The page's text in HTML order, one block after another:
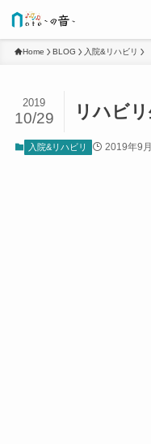
Home BLOG 入院&リハビリ
リハビ
2019
10/29
入院&リハビリ 2019年9